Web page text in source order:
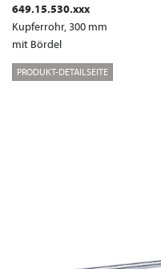
649.15.530.xxx
Kupferrohr, 300 mm
mit Bördel
PRODUKT-DETAILSEITE